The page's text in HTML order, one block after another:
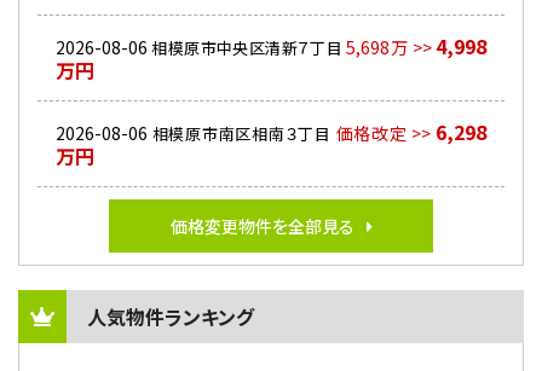
2026-08-06 相模原市中央区清新７丁目 5,698万 >> 4,998
万円
2026-08-06 相模原市南区相南３丁目 価格改定 >> 6,298
万円
価格変更物件を全部見る
人気物件ランキング